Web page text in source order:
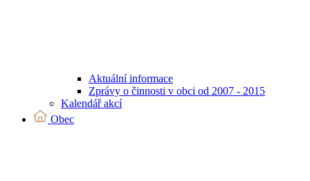
Aktuální informace
Zprávy o činnosti v obci od 2007 - 2015
Kalendář akcí
Obec